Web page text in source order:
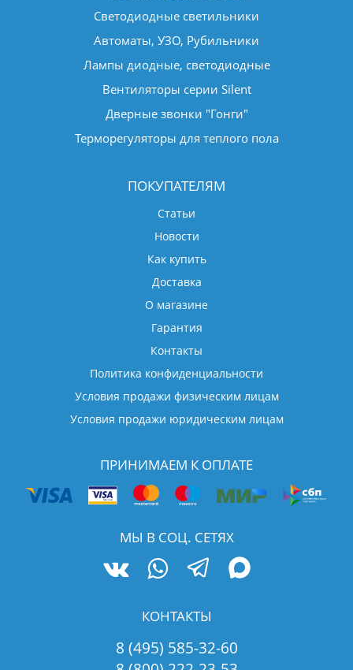
Светодиодные светильники
Автоматы, УЗО, Рубильники
Лампы диодные, светодиодные
Вентиляторы серии Silent
Дверные звонки "Гонги"
Терморегуляторы для теплого пола
ПОКУПАТЕЛЯМ
Статьи
Новости
Как купить
Доставка
О магазине
Гарантия
Контакты
Политика конфиденциальности
Условия продажи физическим лицам
Условия продажи юридическим лицам
ПРИНИМАЕМ К ОПЛАТЕ
МЫ В СОЦ. СЕТЯХ
КОНТАКТЫ
8 (495) 585-32-60